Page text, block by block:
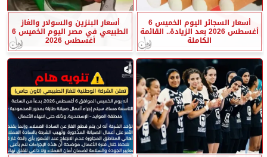
أسعار السجائر اليوم الخميس 6
أغسطس 2026 بعد الزيادة.. القائمة
الكاملة
أسعار البنزين والسولار والغاز
الطبيعي في مصر اليوم الخميس 6
أغسطس 2026